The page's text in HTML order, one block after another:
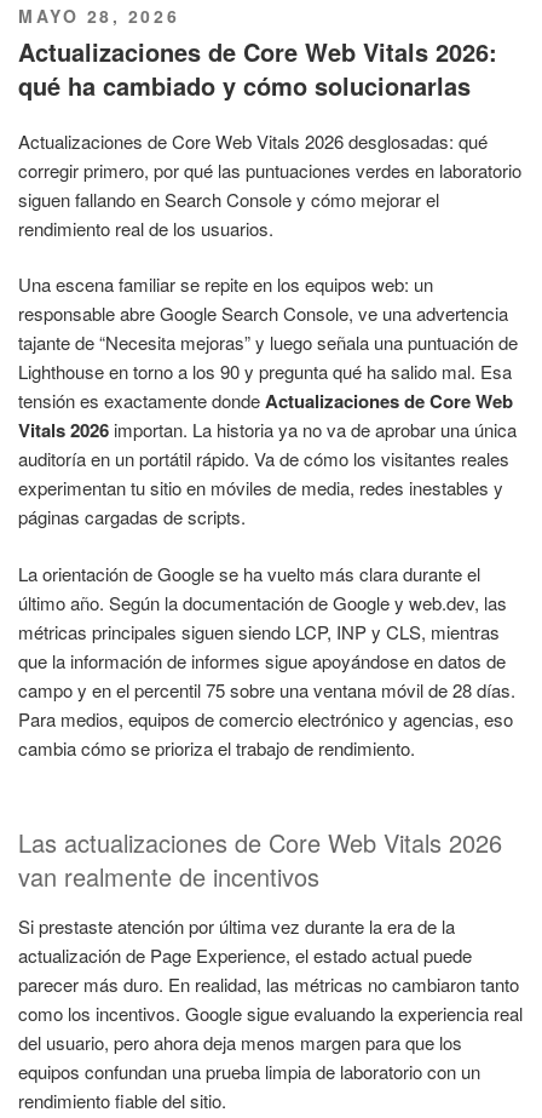
PUBLICADO
EL
MAYO 28, 2026
Actualizaciones de Core Web Vitals 2026:
qué ha cambiado y cómo solucionarlas
Actualizaciones de Core Web Vitals 2026 desglosadas: qué
corregir primero, por qué las puntuaciones verdes en laboratorio
siguen fallando en Search Console y cómo mejorar el
rendimiento real de los usuarios.
Una escena familiar se repite en los equipos web: un
responsable abre Google Search Console, ve una advertencia
tajante de “Necesita mejoras” y luego señala una puntuación de
Lighthouse en torno a los 90 y pregunta qué ha salido mal. Esa
tensión es exactamente dondeActualizaciones de Core Web
Vitals 2026 importan. La historia ya no va de aprobar una única
auditoría en un portátil rápido. Va de cómo los visitantes reales
experimentan tu sitio en móviles de media, redes inestables y
páginas cargadas de scripts.
La orientación de Google se ha vuelto más clara durante el
último año. Según la documentación de Google y web.dev, las
métricas principales siguen siendo LCP, INP y CLS, mientras
que la información de informes sigue apoyándose en datos de
campo y en el percentil 75 sobre una ventana móvil de 28 días.
Para medios, equipos de comercio electrónico y agencias, eso
cambia cómo se prioriza el trabajo de rendimiento.
Las actualizaciones de Core Web Vitals 2026
van realmente de incentivos
Si prestaste atención por última vez durante la era de la
actualización de Page Experience, el estado actual puede
parecer más duro. En realidad, las métricas no cambiaron tanto
como los incentivos. Google sigue evaluando la experiencia real
del usuario, pero ahora deja menos margen para que los
equipos confundan una prueba limpia de laboratorio con un
rendimiento fiable del sitio.